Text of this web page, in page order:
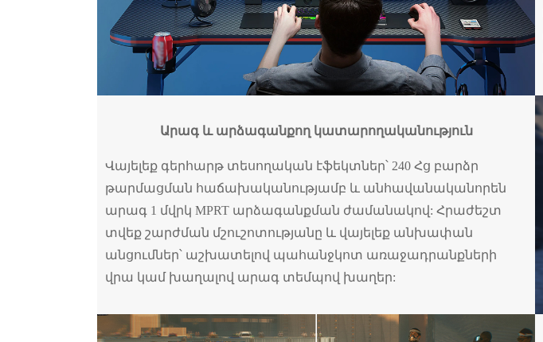
Արագ և արձագանքող կատարողականություն
Վայելեք գերհարթ տեսողական էֆեկտներ՝ 240 Հց բարձր
թարմացման հաճախականությամբ և անհավանականորեն
արագ 1 մվրկ MPRT արձագանքման ժամանակով: Հրաժեշտ
տվեք շարժման մշուշոտությանը և վայելեք անխափան
անցումներ՝ աշխատելով պահանջկոտ առաջադրանքների
վրա կամ խաղալով արագ տեմպով խաղեր: